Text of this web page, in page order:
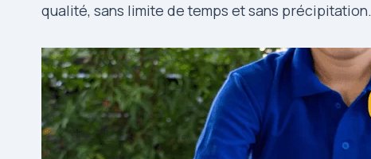
qualité, sans limite de temps et sans précipitation.